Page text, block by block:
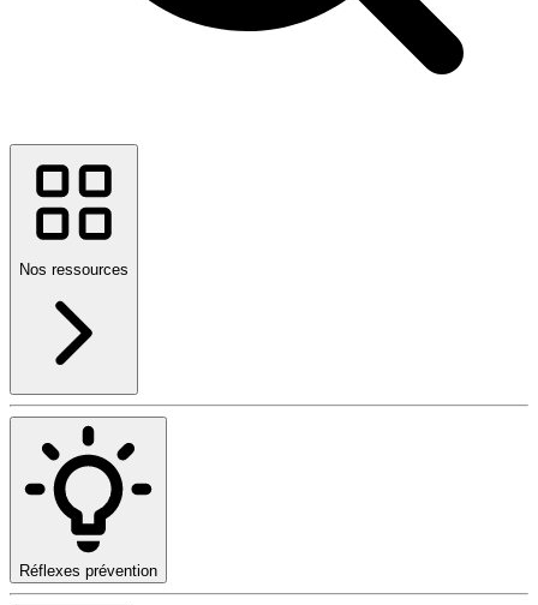
Nos ressources
Réflexes prévention